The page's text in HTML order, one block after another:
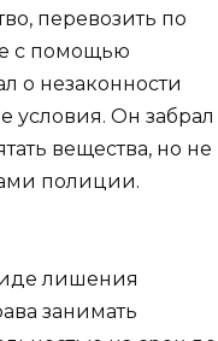
перевозить по
с помощью
о незаконности
условия. Он забрал
вещества, но не
полиции.
лишения
занимать